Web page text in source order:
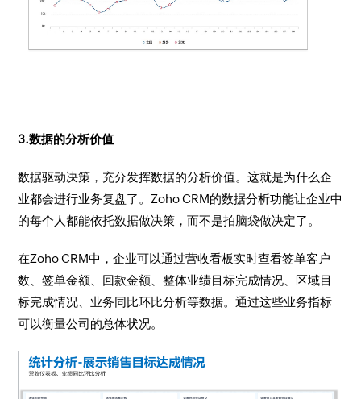
3.数据的分析价值
数据驱动决策，充分发挥数据的分析价值。这就是为什么企
业都会进行业务复盘了。Zoho CRM的数据分析功能让企业中
的每个人都能依托数据做决策，而不是拍脑袋做决定了。
在Zoho CRM中，企业可以通过营收看板实时查看签单客户
数、签单金额、回款金额、整体业绩目标完成情况、区域目
标完成情况、业务同比环比分析等数据。通过这些业务指标
可以衡量公司的总体状况。